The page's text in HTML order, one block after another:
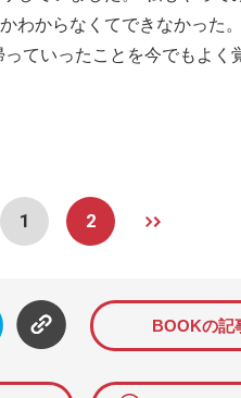
わからなくてできなかった
ていったことを今でもよく
1 2
BOOKの記